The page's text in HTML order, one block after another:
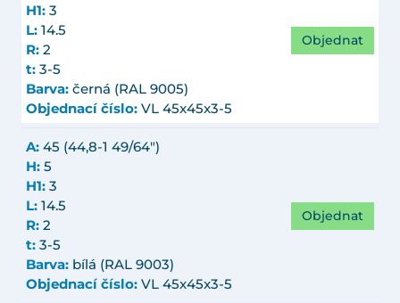
H1: 3
L: 14.5
R: 2
t: 3-5
Barva: černá (RAL 9005)
Objednací číslo: VL 45x45x3-5
Objednat
A: 45 (44,8-1 49/64")
H: 5
H1: 3
L: 14.5
R: 2
t: 3-5
Barva: bílá (RAL 9003)
Objednací číslo: VL 45x45x3-5
Objednat